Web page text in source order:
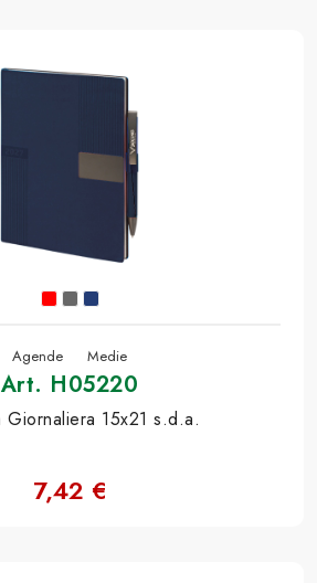
Agende Medie
Art. H05220
Giornaliera 15x21 s.d.a.
7,42 €